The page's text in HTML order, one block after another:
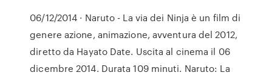
06/12/2014 · Naruto - La via dei Ninja è un film di
genere azione, animazione, avventura del 2012,
diretto da Hayato Date. Uscita al cinema il 06
dicembre 2014. Durata 109 minuti. Naruto: La